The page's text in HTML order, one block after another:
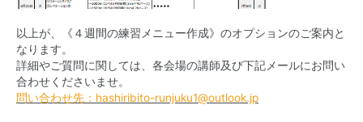
以上が、《４週間の練習メニュー作成》のオプションのご案内と
なります。
詳細やご質問に関しては、各会場の講師及び下記メールにお問い
合わせくださいませ。
問い合わせ先：hashiribito-runjuku1@outlook.jp